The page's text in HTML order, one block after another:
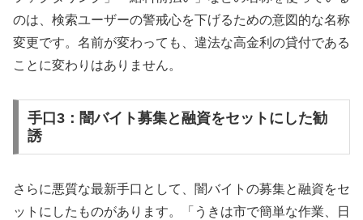
のは、検索ユーザーの警戒心を下げるための意図的な名称
変更です。名前が変わっても、違法な高金利の貸付である
ことに変わりはありません。
手口3：闇バイト募集と融資をセットにした勧
誘
さらに悪質な最新手口として、闇バイトの募集と融資をセ
ットにしたものがあります。「うきは市で簡単な作業、日